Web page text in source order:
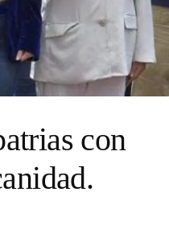
con